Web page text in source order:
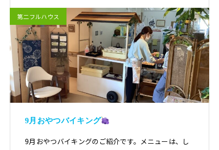
第二フルハウス
9月おやつバイキング
9月おやつバイキングのご紹介です。メニューは、し